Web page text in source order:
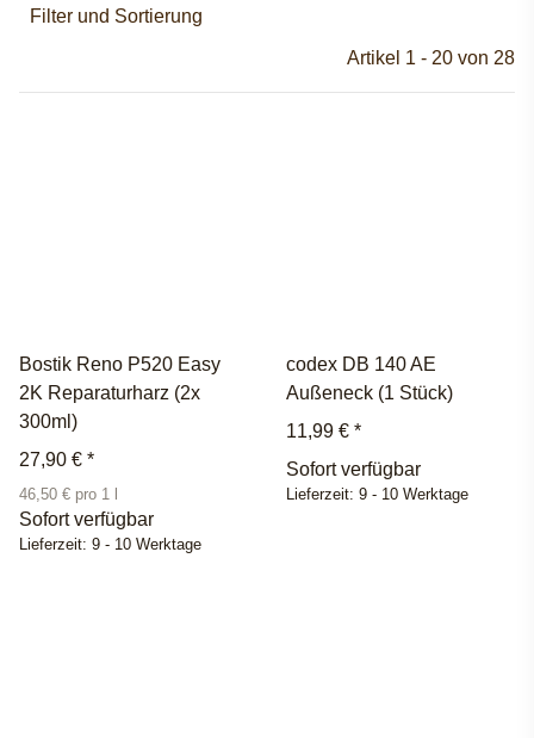
Filter und Sortierung
Artikel 1 - 20 von 28
Bostik Reno P520 Easy
2K Reparaturharz (2x
300ml)
27,90 € *
46,50 € pro 1 l
Sofort verfügbar
Lieferzeit: 9 - 10 Werktage
codex DB 140 AE
Außeneck (1 Stück)
11,99 € *
Sofort verfügbar
Lieferzeit: 9 - 10 Werktage